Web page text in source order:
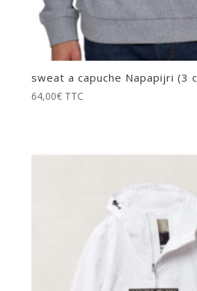
sweat a capuche Napapijri (3
64,00€ TTC